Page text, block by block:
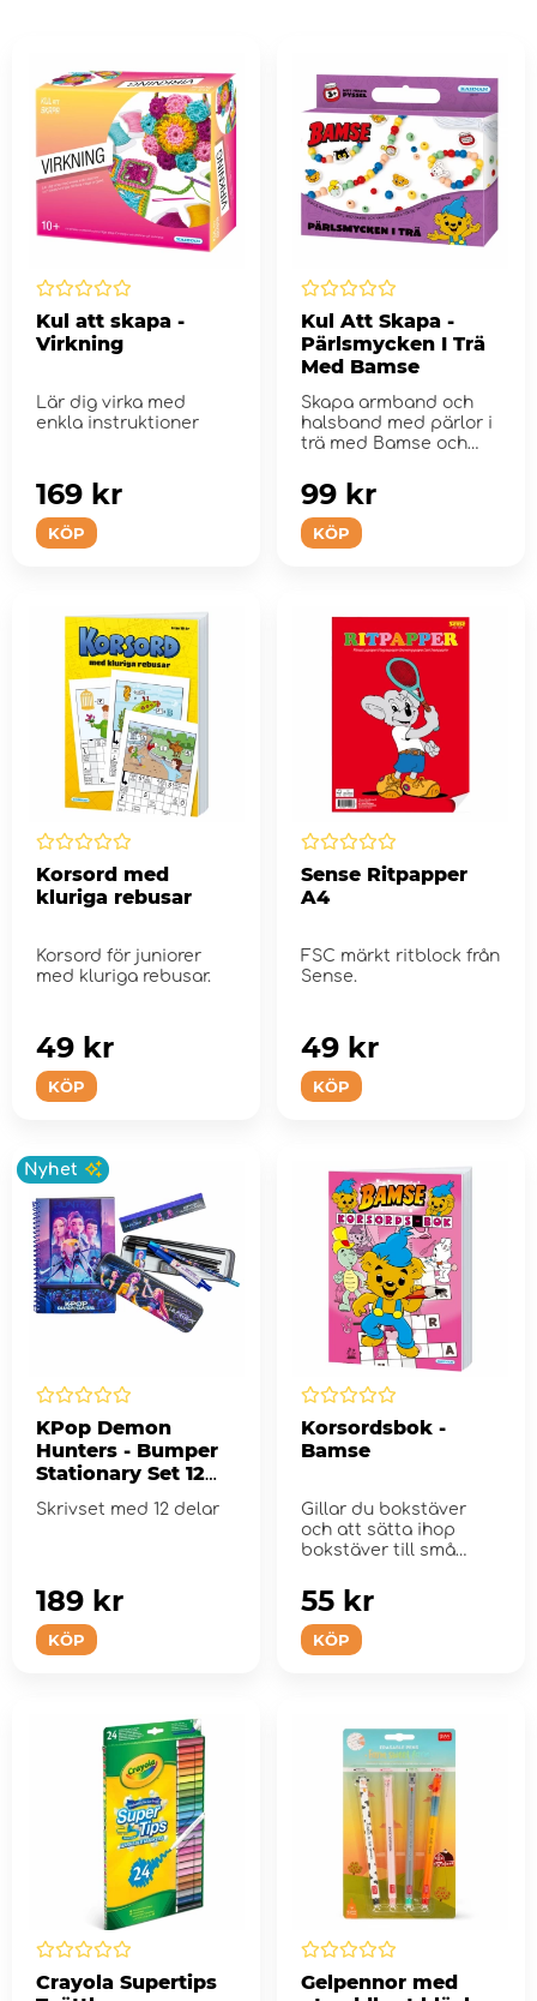
Kul att skapa -
Virkning
Lär dig virka med
enkla instruktioner
KÖP
169 kr
Kul Att Skapa -
Pärlsmycken I Trä
Med Bamse
Skapa armband och
halsband med pärlor i
trä med Bamse och
KÖP
99 kr
Korsord med
kluriga rebusar
Korsord för juniorer
med kluriga rebusar.
KÖP
49 kr
Sense Ritpapper
A4
FSC märkt ritblock från
Sense.
KÖP
49 kr
Nyhet
KPop Demon
Hunters - Bumper
Stationary Set 12
delar
Skrivset med 12 delar
KÖP
189 kr
Korsordsbok -
Bamse
Gillar du bokstäver
och att sätta ihop
bokstäver till små
KÖP
55 kr
Crayola Supertips
Gelpennor med